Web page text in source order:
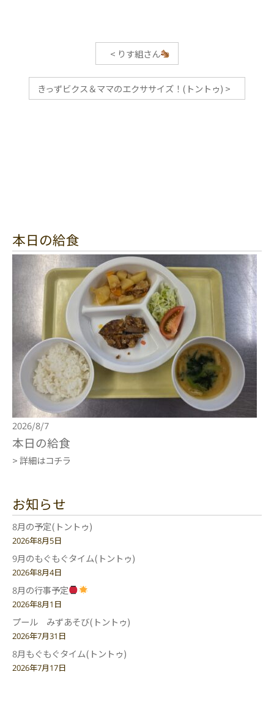
< りす組さん
きっずビクス＆ママのエクササイズ！(トントゥ) >
本日の給食
2026/8/7
本日の給食
> 詳細はコチラ
お知らせ
8月の予定(トントゥ)
2026年8月5日
9月のもぐもぐタイム(トントゥ)
2026年8月4日
8月の行事予定
2026年8月1日
プール みずあそび(トントゥ)
2026年7月31日
8月もぐもぐタイム(トントゥ)
2026年7月17日